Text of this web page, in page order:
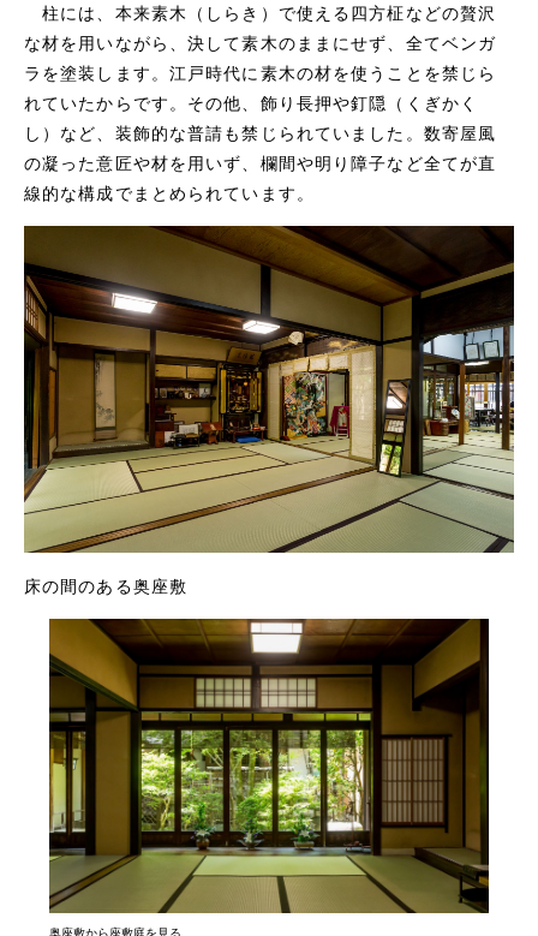
柱には、本来素木（しらき）で使える四方柾などの贅沢
な材を用いながら、決して素木のままにせず、全てベンガ
ラを塗装します。江戸時代に素木の材を使うことを禁じら
れていたからです。その他、飾り長押や釘隠（くぎかく
し）など、装飾的な普請も禁じられていました。数寄屋風
の凝った意匠や材を用いず、欄間や明り障子など全てが直
線的な構成でまとめられています。
床の間のある奥座敷
奥座敷から座敷庭を見る